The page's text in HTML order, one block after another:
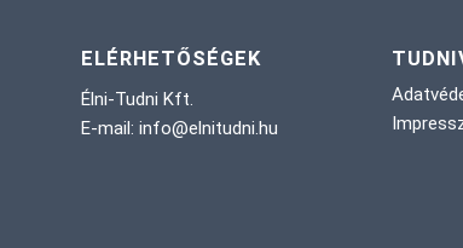
ELÉRHETŐSÉGEK
Élni-Tudni Kft.
E-mail: info@elnitudni.hu